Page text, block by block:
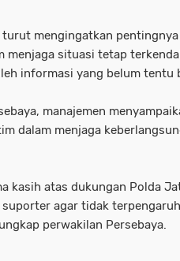
mengingatkan pentingnya
menjaga situasi tetap
informasi yang belum tentu
manajemen
dalam menjaga
kasih atas dukungan Polda
agar tidak
perwakilan Persebaya.